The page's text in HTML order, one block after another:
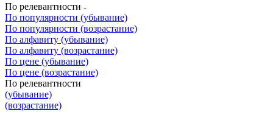
По релевантности
По популярности (убывание)
По популярности (возрастание)
По алфавиту (убывание)
По алфавиту (возрастание)
По цене (убывание)
По цене (возрастание)
По релевантности
(убывание)
(возрастание)